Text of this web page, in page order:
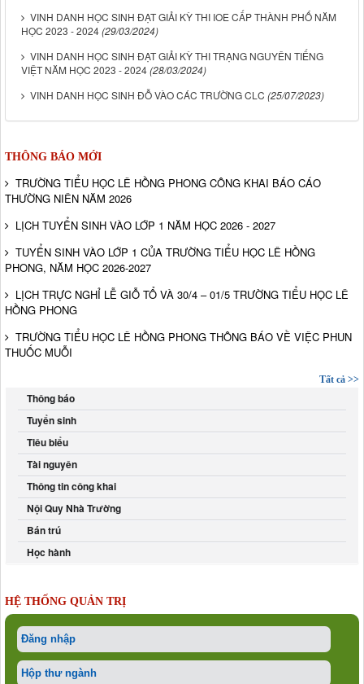
VINH DANH HỌC SINH ĐẠT GIẢI KỲ THI IOE CẤP THÀNH PHỐ NĂM
HỌC 2023 - 2024(29/03/2024)
VINH DANH HỌC SINH ĐẠT GIẢI KỲ THI TRẠNG NGUYÊN TIẾNG
VIỆT NĂM HỌC 2023 - 2024(28/03/2024)
VINH DANH HỌC SINH ĐỖ VÀO CÁC TRƯỜNG CLC (25/07/2023)
THÔNG BÁO MỚI
TRƯỜNG TIỂU HỌC LÊ HỒNG PHONG CÔNG KHAI BÁO CÁO
THƯỜNG NIÊN NĂM 2026
LỊCH TUYỂN SINH VÀO LỚP 1 NĂM HỌC 2026 - 2027
TUYỂN SINH VÀO LỚP 1 CỦA TRƯỜNG TIỂU HỌC LÊ HỒNG
PHONG, NĂM HỌC 2026-2027
LỊCH TRỰC NGHỈ LỄ GIỖ TỔ VÀ 30/4 – 01/5 TRƯỜNG TIỂU HỌC LÊ
HỒNG PHONG
TRƯỜNG TIỂU HỌC LÊ HỒNG PHONG THÔNG BÁO VỀ VIỆC PHUN
THUỐC MUỖI
Tất cả >>
Thông báo
Tuyển sinh
Tiêu biểu
Tài nguyên
Thông tin công khai
Nội Quy Nhà Trường
Bán trú
Học hành
HỆ THỐNG QUẢN TRỊ
Đăng nhập
Hộp thư ngành